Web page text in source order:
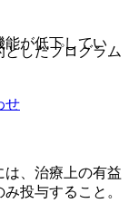
能が低下してい
、治療上の有益
投与すること。
したプログラム
せ